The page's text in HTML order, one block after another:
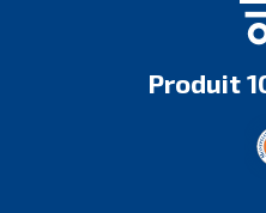
Produit